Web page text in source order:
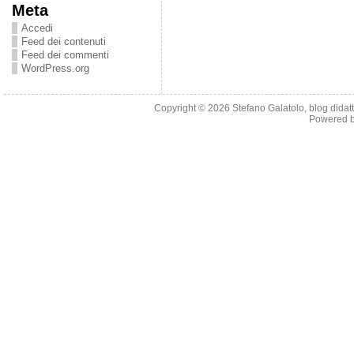
Meta
Accedi
Feed dei contenuti
Feed dei commenti
WordPress.org
Copyright © 2026 Stefano Galatolo, blog
Powered